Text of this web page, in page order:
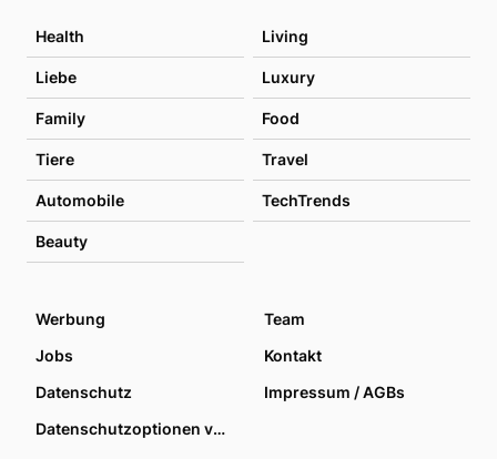
Health Living
Liebe Luxury
Family Food
Tiere Travel
Automobile TechTrends
Beauty
Werbung
Team
Jobs
Kontakt
Datenschutz
Impressum / AGBs
Datenschutzoptionen verwalten